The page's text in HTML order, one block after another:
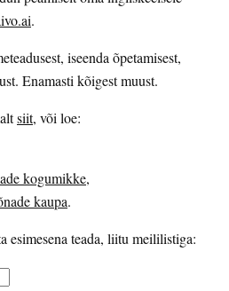
.
iseenda õpetamisest,
Enamasti kõigest muust.
siit, või loe:
kogumikke,
kaupa.
esimesena teada, liitu meililistiga: